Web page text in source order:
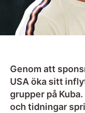
Genom att
USA öka sitt
grupper på
och tidningar